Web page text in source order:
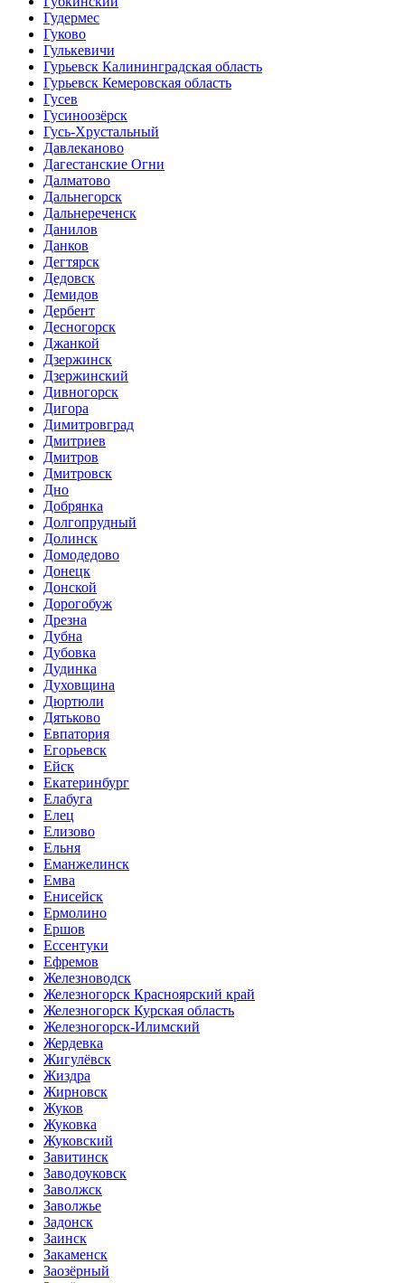
Гудермес
Гуково
Гулькевичи
Гурьевск Калининградская область
Гурьевск Кемеровская область
Гусев
Гусиноозёрск
Гусь-Хрустальный
Давлеканово
Дагестанские Огни
Далматово
Дальнегорск
Дальнереченск
Данилов
Данков
Дегтярск
Дедовск
Демидов
Дербент
Десногорск
Джанкой
Дзержинск
Дзержинский
Дивногорск
Дигора
Димитровград
Дмитриев
Дмитров
Дмитровск
Дно
Добрянка
Долгопрудный
Долинск
Домодедово
Донецк
Донской
Дорогобуж
Дрезна
Дубна
Дубовка
Дудинка
Духовщина
Дюртюли
Дятьково
Евпатория
Егорьевск
Ейск
Екатеринбург
Елабуга
Елец
Елизово
Ельня
Еманжелинск
Емва
Енисейск
Ермолино
Ершов
Ессентуки
Ефремов
Железноводск
Железногорск Красноярский край
Железногорск Курская область
Железногорск-Илимский
Жердевка
Жигулёвск
Жиздра
Жирновск
Жуков
Жуковка
Жуковский
Завитинск
Заводоуковск
Заволжск
Заволжье
Задонск
Заинск
Закаменск
Заозёрный